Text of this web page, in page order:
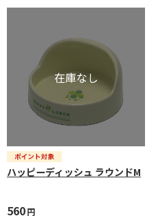
ハッピーディッシュ ラウンドM
560円